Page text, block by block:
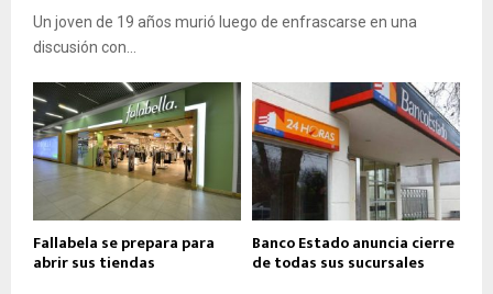
Un joven de 19 años murió luego de enfrascarse en una
discusión con...
Fallabela se prepara para
abrir sus tiendas
Banco Estado anuncia cierre
de todas sus sucursales